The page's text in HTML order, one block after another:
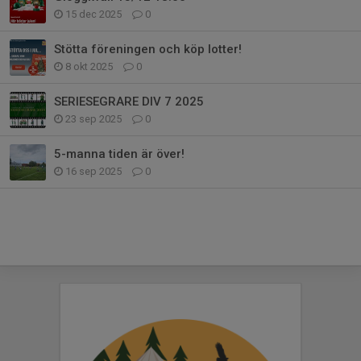
15 dec 2025 0
Stötta föreningen och köp lotter!
8 okt 2025 0
SERIESEGRARE DIV 7 2025
23 sep 2025 0
5-manna tiden är över!
16 sep 2025 0